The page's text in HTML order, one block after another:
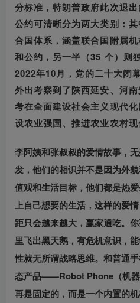
分标准，特朗普政府此次退
公约可清晰分为两大类别：
合国体系，涵盖联合国附属
和公约，另一半（35 个）则
2022年10月，党的二十大闭
外出考察到了陕西延安、河
考在全面建设社会主义现代
设农业强国、推进农业农村现
李阿姨和张叔叔的爱情故事，
发，他们的相识并不是因为外
值观和生活目标，他们都是热
上自己想要的生活，这样的爱
距只会越来越大，赢家通吃。
里飞出黑天鹅，有危机意识，
性就无所谓战略思维。和普通
态产品——Robot Phone（机器
再是固定的，而是一个内置的